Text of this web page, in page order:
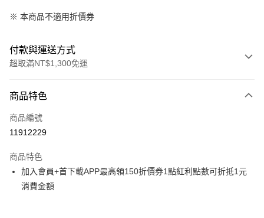
※ 本商品不適用折價券
付款與運送方式
超取滿NT$1,300免運
信用卡一次付款
超商取貨付款
Apple Pay
悠遊付
商品特色
商品編號
11912229
商品特色
加入會員+首下載APP最高領150折價券1點紅利點數可折抵1元
消費金額